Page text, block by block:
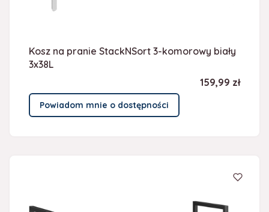
Kosz na pranie StackNSort 3-komorowy biały
3x38L
Cena
159,99 zł
Powiadom mnie o dostępności